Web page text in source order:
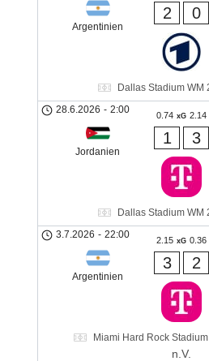
Argentinien
2 0
Dallas Stadium WM
28.6.2026 - 2:00
Jordanien
0.74 xG 2.14
1 3
Dallas Stadium WM
3.7.2026 - 22:00
Argentinien
2.15 xG 0.36
3 2
Miami Hard Rock
n.V.